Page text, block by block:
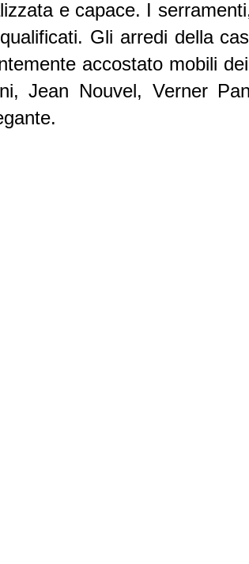
e capace. I
Gli arredi della
accostato mobili
Jean Nouvel, Verner